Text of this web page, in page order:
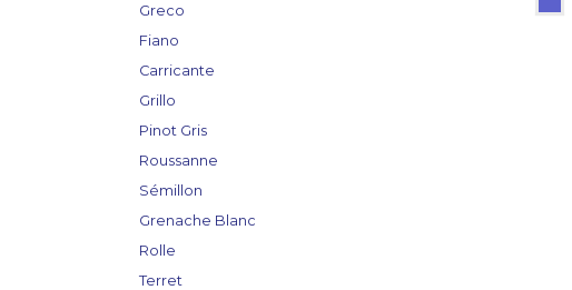
Greco
Fiano
Carricante
Grillo
Pinot Gris
Roussanne
Sémillon
Grenache Blanc
Rolle
Terret